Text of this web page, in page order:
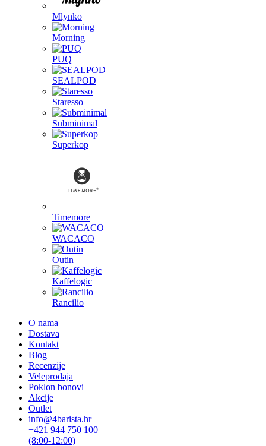
Mlynko
Morning
PUQ
SEALPOD
Staresso
Subminimal
Superkop
Timemore
WACACO
Outin
Kaffelogic
Rancilio
O nama
Dostava
Kontakt
Blog
Recenzije
Veleprodaja
Poklon bonovi
Akcije
Outlet
info@4barista.hr
+421 944 750 100
(8:00-12:00)